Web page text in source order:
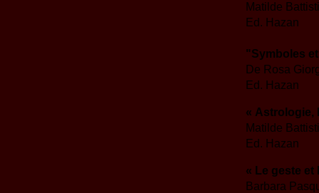
Matilde
Ed. Hazan
"Symboles
De Rosa
Ed. Hazan
« Astrologie,
Matilde
Ed. Hazan
« Le geste
Barbara